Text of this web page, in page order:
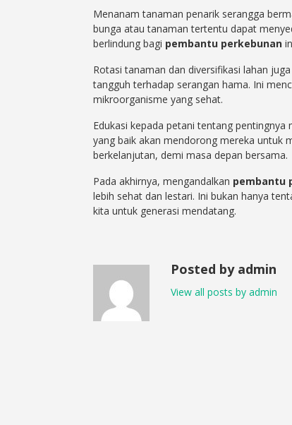
Menanam tanaman penarik serangga
bunga atau tanaman tertentu dapat
berlindung bagi pembantu perkebunan
Rotasi tanaman dan diversifikasi lahan
tangguh terhadap serangan hama. Ini
mikroorganisme yang sehat.
Edukasi kepada petani tentang pentingnya
yang baik akan mendorong mereka untuk
berkelanjutan, demi masa depan bersama.
Pada akhirnya, mengandalkan pembantu
lebih sehat dan lestari. Ini bukan hanya
kita untuk generasi mendatang.
Posted by admin
View all posts by admin